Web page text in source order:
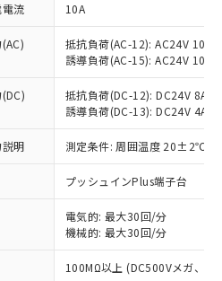
流 10A
抵抗負荷(AC-12): AC24V 10A/
誘導負荷(AC-15): AC24V
抵抗負荷(DC-12): DC24V 8A/
誘導負荷(DC-13): DC24V 4A/
明 測定条件: 周囲温度 20±2℃、
プッシュインPlus端子台
電気的: 最大30回/分
機械的: 最大30回/分
100MΩ以上 (DC500Vメガ、点
いただき、同意のうえ
庫状況および標準価格
せていただくもので
事業取扱商品の中には、
対象外となる商品もある
ください。
び標準価格照会結果は、
更新日時点での社内デー
成されるものであり、閲
での実際の在庫および標
RoHS指令（10物質）の
品で、対応品を出す予
RoHS指令（10物質）の
調査中または確認中の
ス料など無形物で、有
ない商品です。
り、非含有部品として
と判明した場合などや
とがあります。
表
料含有率が中国RoHSの
とを示します。
料含有率が中国RoHSの
ことを示します。
。当社販売部門へお問
値 (GB/T26572)：
銀) : 1000ppm、 Cd(カドミウ
ら貴社製品のうち、外国
国貿易法に定める商品
物等」という）を輸出
の提供する場合は、日本
許可(または役務取引許